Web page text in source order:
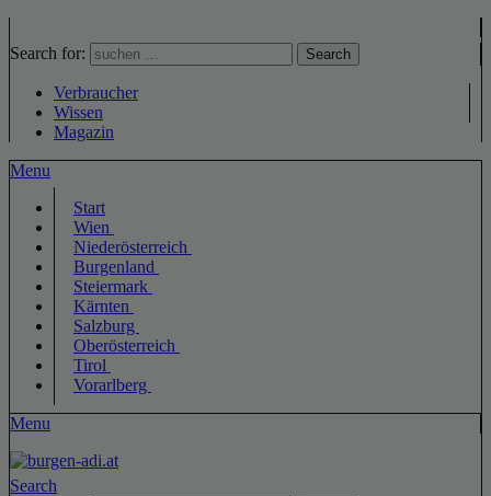
Search for: Search
Verbraucher
Wissen
Magazin
Menu
Start
Wien
Niederösterreich
Burgenland
Steiermark
Kärnten
Salzburg
Oberösterreich
Tirol
Vorarlberg
Menu
Search